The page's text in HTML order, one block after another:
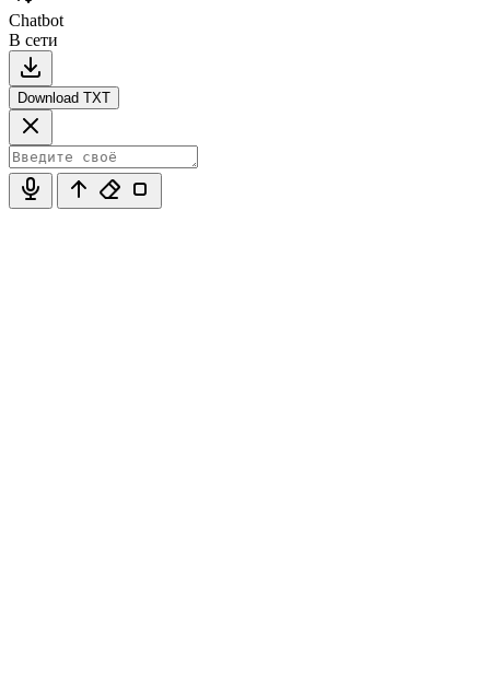
Chatbot
В сети
Download TXT